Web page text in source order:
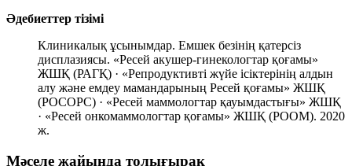
Әдебиеттер тізімі
Клиникалық ұсынымдар. Емшек безінің қатерсіз
дисплазиясы. «Ресей акушер-гинекологтар қоғамы»
ЖШҚ (РАГҚ) · «Репродуктивті жүйе ісіктерінің алдын
алу және емдеу мамандарының Ресей қоғамы» ЖШҚ
(РОСОРС) · «Ресей маммологтар қауымдастығы» ЖШҚ
· «Ресей онкомаммологтар қоғамы» ЖШҚ (РООМ). 2020
ж.
Мәселе жайында толығырақ